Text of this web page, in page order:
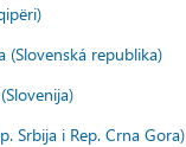
(Slovenská republika)
Srbija i Rep. Crna Gora)